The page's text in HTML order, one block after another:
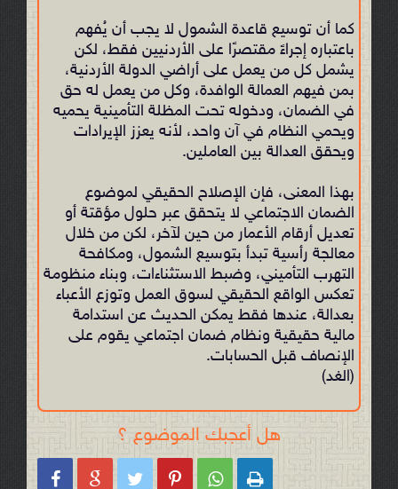
كما أن توسيع قاعدة الشمول لا يجب أن يُفهم
باعتباره إجراءً مقتصرًا على الأردنيين فقط، لكن
يشمل كل من يعمل على أراضي الدولة الأردنية،
بمن فيهم العمالة الوافدة، وكل من يعمل له حق
في الضمان، ودخوله تحت المظلة التأمينية يحميه
ويحمي النظام في آن واحد، لأنه يعزز الإيرادات
ويحقق العدالة بين العاملين.
بهذا المعنى، فإن الإصلاح الحقيقي لموضوع
الضمان الاجتماعي لا يتحقق عبر حلول مؤقتة أو
تعديل أرقام الأعمار من حين لآخر، لكن من خلال
معالجة رأسية تبدأ بتوسيع الشمول، ومكافحة
التهرب التأميني، وضبط الاستثناءات، وبناء منظومة
تعكس الواقع الحقيقي لسوق العمل وتوزع الأعباء
بعدالة، عندها فقط يمكن الحديث عن استدامة
مالية حقيقية ونظام ضمان اجتماعي يقوم على
الإنصاف قبل الحسابات.
(الغد)
هل أعجبك الموضوع ؟
     